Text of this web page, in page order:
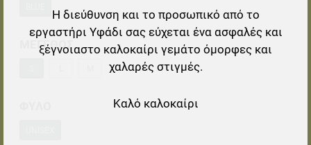
ΜΕΓΕΘΟΣ
Η διεύθυνση και το προσωπικό από το
εργαστήρι Υφάδι σας εύχεται ένα ασφαλές και
ξέγνοιαστο καλοκαίρι γεμάτο όμορφες και
χαλαρές στιγμές.
Καλό καλοκαίρι